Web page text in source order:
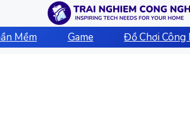
Mềm Game Đồ Chơi Công